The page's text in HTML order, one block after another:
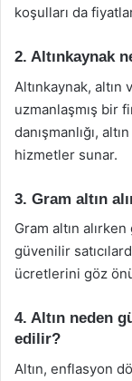
koşulları da
2. Altınkaynak
Altınkaynak,
uzmanlaşmış bir
danışmanlığı,
hizmetler sunar.
3. Gram altın
Gram altın
güvenilir
ücretlerini göz
4. Altın neden
edilir?
Altın, enflasyon